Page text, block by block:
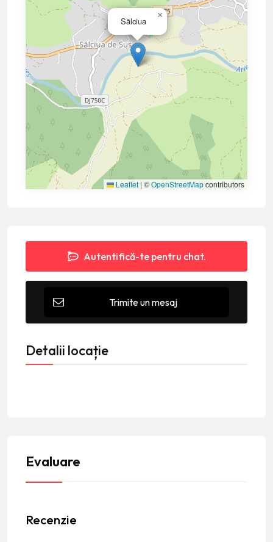
Sălciua
×
Leaflet | ©OpenStreetMapcontributors
Autentifică-te pentru chat.
Trimite un mesaj
Detalii locație
Evaluare
Recenzie